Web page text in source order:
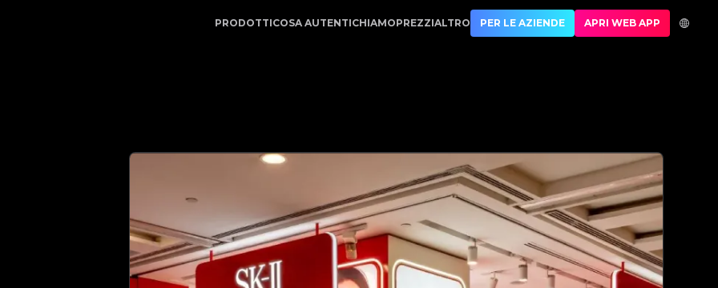
partner di fiducia nell'autenticazione di lusso | No.1 Best Authentication
PRODOTTICOSA AUTENTICHIAMOPREZZIALTRO PER LE AZIENDE APRI WEB APP